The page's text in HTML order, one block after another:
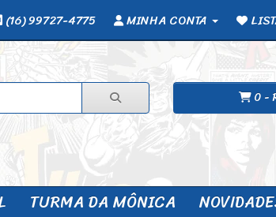
(16) 99727-4775 MINHA CONTA
0 -
TURMA DA MÔNICA